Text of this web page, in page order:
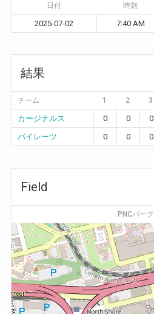
日付 時刻
2025-07-02 7:40 AM
結果
チーム 1 2 3
カージナルス 0 0 0
パイレーツ
0 0 0
Field
PNCパーク